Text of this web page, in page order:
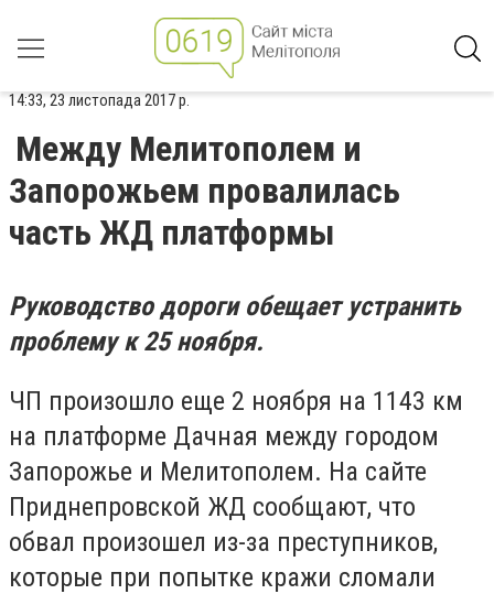
14:33, 23 листопада 2017 р.
Между Мелитополем и
Запорожьем провалилась
часть ЖД платформы
Руководство дороги обещает устранить
проблему к 25 ноября.
ЧП произошло еще 2 ноября на 1143 км
на платформе Дачная между городом
Запорожье и Мелитополем. На сайте
Приднепровской ЖД сообщают, что
обвал произошел из-за преступников,
которые при попытке кражи сломали